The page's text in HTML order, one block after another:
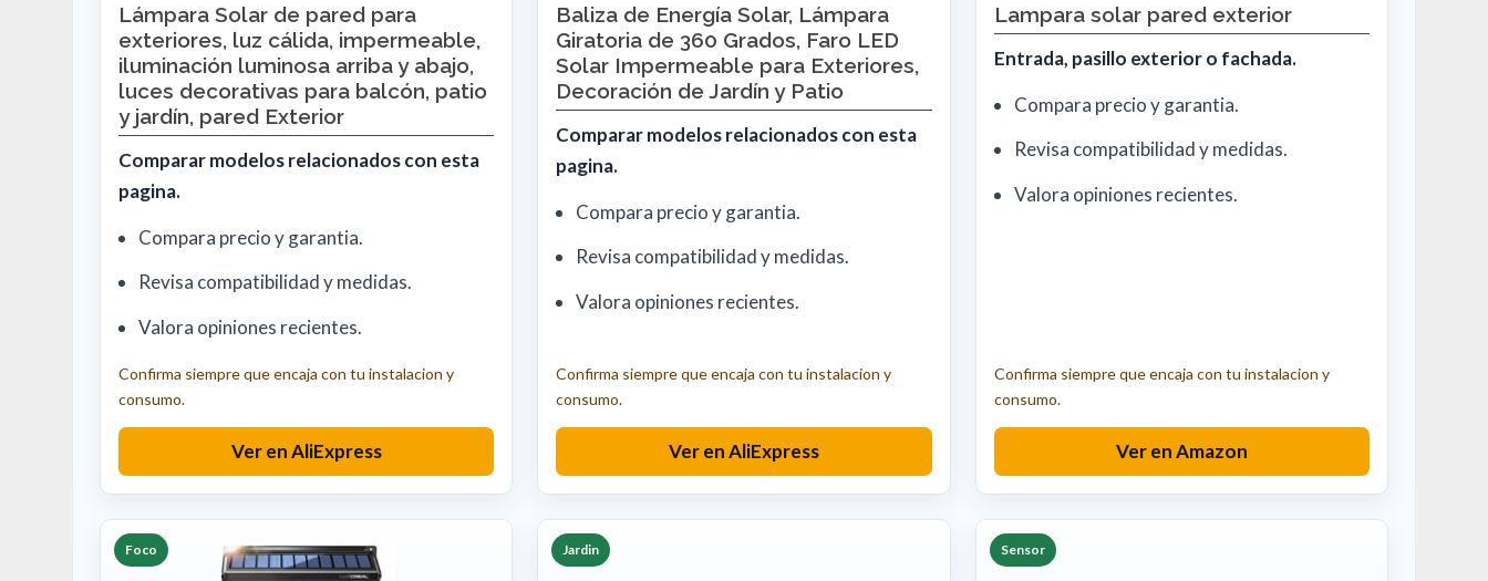
Lámpara Solar de pared para
exteriores, luz cálida, impermeable,
iluminación luminosa arriba y abajo,
luces decorativas para balcón, patio
y jardín, pared Exterior
Comparar modelos relacionados con esta
pagina.
Compara precio y garantia.
Revisa compatibilidad y medidas.
Valora opiniones recientes.
Confirma siempre que encaja con tu instalacion y
consumo.
Ver en AliExpress
Baliza de Energía Solar, Lámpara
Giratoria de 360 Grados, Faro LED
Solar Impermeable para Exteriores,
Decoración de Jardín y Patio
Comparar modelos relacionados con esta
pagina.
Compara precio y garantia.
Revisa compatibilidad y medidas.
Valora opiniones recientes.
Confirma siempre que encaja con tu instalacion y
consumo.
Ver en AliExpress
Lampara solar pared exterior
Entrada, pasillo exterior o fachada.
Compara precio y garantia.
Revisa compatibilidad y medidas.
Valora opiniones recientes.
Confirma siempre que encaja con tu instalacion y
consumo.
Ver en Amazon
Foco Jardin Sensor